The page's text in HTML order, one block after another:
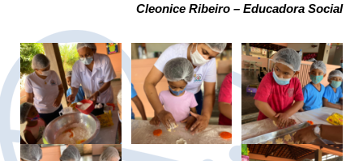
Cleonice Ribeiro – Educadora Social